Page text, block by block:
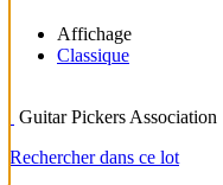
Affichage
Classique
Guitar Pickers Association
Rechercher dans ce lot